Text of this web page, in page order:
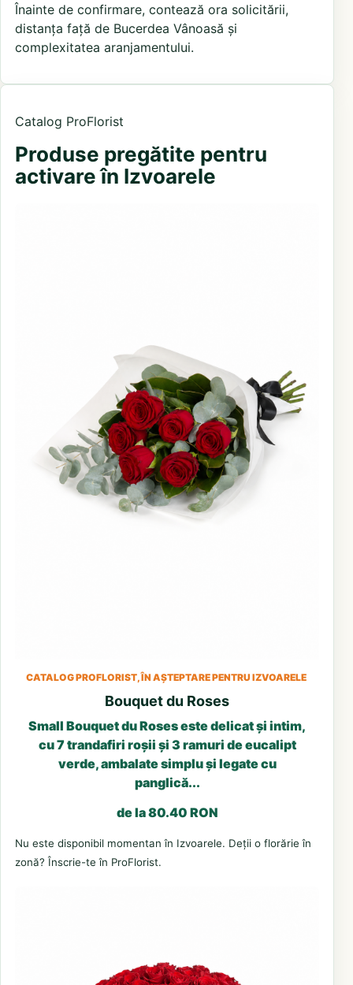
Înainte de confirmare, contează ora solicitării,
distanța față de Bucerdea Vânoasă și
complexitatea aranjamentului.
Catalog ProFlorist
Produse pregătite pentru
activare în Izvoarele
CATALOG PROFLORIST, ÎN AȘTEPTARE PENTRU IZVOARELE
Bouquet du Roses
Small Bouquet du Roses este delicat și intim,
cu 7 trandafiri roșii și 3 ramuri de eucalipt
verde, ambalate simplu și legate cu
panglică...
de la 80.40 RON
Nu este disponibil momentan în Izvoarele. Deții o florărie în
zonă? Înscrie-te în ProFlorist.